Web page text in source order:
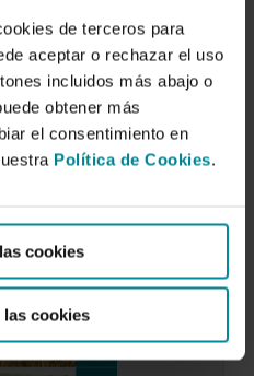
de terceros para
aceptar o rechazar el uso
incluidos más abajo o
obtener más
el consentimiento en
Política de Cookies.
cookies
las cookies
sector
que el conjunto
Así, esta supone
un 2,5% en el